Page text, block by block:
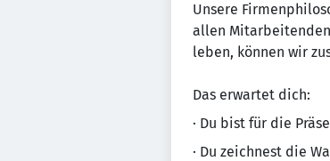
Unsere
allen
leben, können wir
Das erwartet dich:
· Du bist für die
· Du zeichnest die